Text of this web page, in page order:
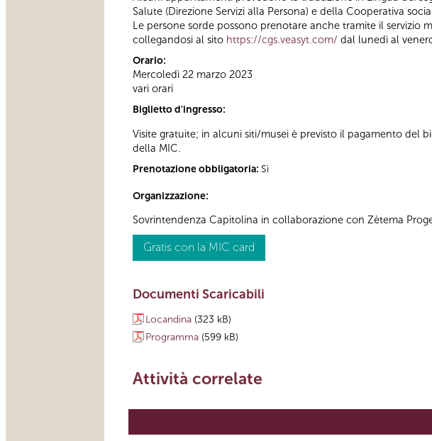
Salute (Direzione Servizi alla Persona) e della Cooperativa
Le persone sorde possono prenotare anche tramite il
collegandosi al sito https://cgs.veasyt.com/ dal lunedì al
Orario:
Mercoledì 22 marzo 2023
vari orari
Biglietto d'ingresso:
Visite gratuite; in alcuni siti/musei è previsto il pagamento del
della MIC.
Prenotazione obbligatoria: Sì
Organizzazione:
Sovrintendenza Capitolina in collaborazione con Zètema
Gratis con la MIC card
Documenti Scaricabili
Locandina (323 kB)
Programma (599 kB)
Attività correlate